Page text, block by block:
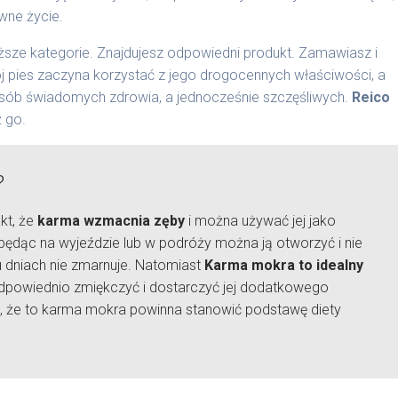
życie.
kategorie. Znajdujesz odpowiedni produkt. Zamawiasz i
pies zaczyna korzystać z jego drogocennych właściwości, a
świadomych zdrowia, a jednocześnie szczęśliwych. Reico
go.
że karma wzmacnia zęby i można używać jej jako
na wyjeździe lub w podróży można ją otworzyć i nie
nie zmarnuje. Natomiast Karma mokra to idealny
zmiękczyć i dostarczyć jej dodatkowego
że to karma mokra powinna stanowić podstawę diety